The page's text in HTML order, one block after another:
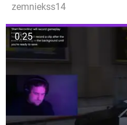
zemniekss14
0:25